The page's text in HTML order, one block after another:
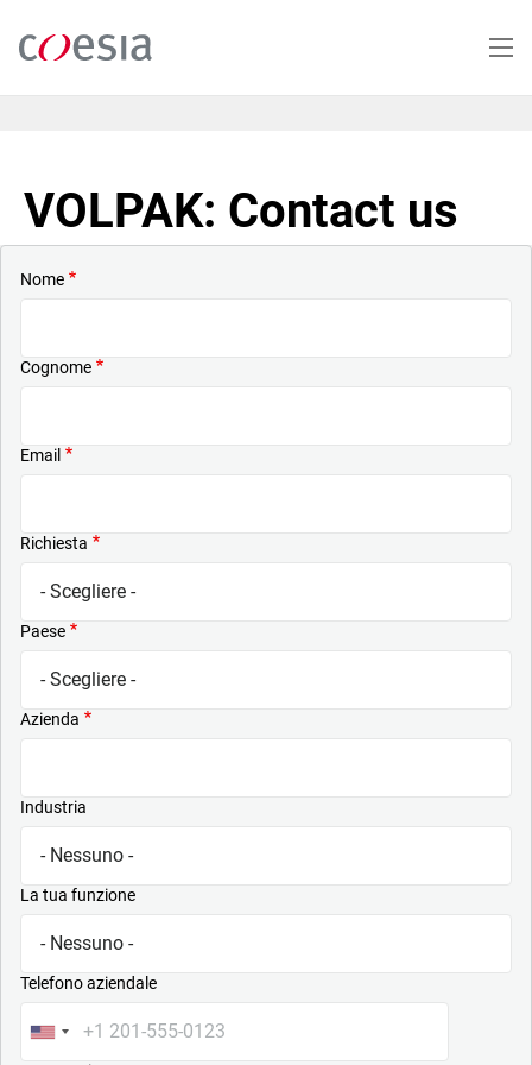
contenuto
VOLPAK: Contact us
Nome
Cognome
Email
Richiesta
Paese
Azienda
Industria
La tua funzione
Telefono aziendale